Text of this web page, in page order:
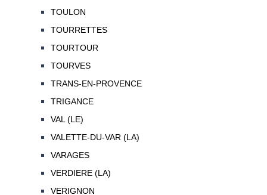
TOULON
TOURRETTES
TOURTOUR
TOURVES
TRANS-EN-PROVENCE
TRIGANCE
VAL (LE)
VALETTE-DU-VAR (LA)
VARAGES
VERDIERE (LA)
VERIGNON